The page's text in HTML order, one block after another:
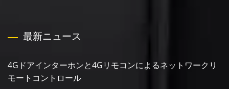
最新ニュース
4Gドアインターホンと4Gリモコンによるネットワークリ
モートコントロール